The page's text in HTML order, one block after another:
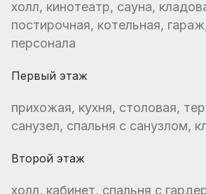
холл, кинотеатр, сауна,
постирочная, котельная,
персонала
Первый этаж
прихожая, кухня, столовая,
санузел, спальня с санузлом,
Второй этаж
холл, кабинет, спальня с